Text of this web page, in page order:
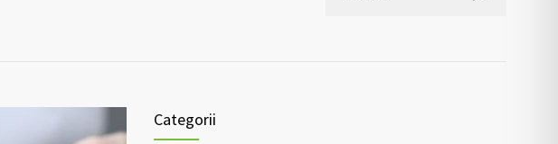
Categorii